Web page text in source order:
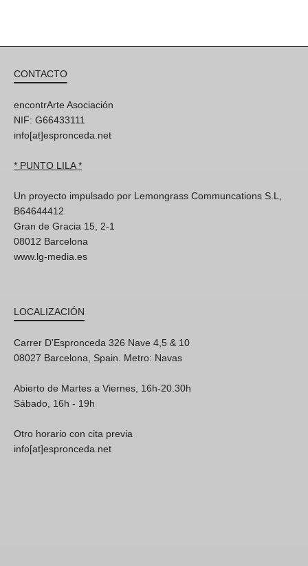
CONTACTO
encontrArte Asociación
NIF: G66433111
info[at]espronceda.net
* PUNTO LILA *
Un proyecto impulsado por Lemongrass Communcations S.L,
B64644412
Gran de Gracia 15, 2-1
08012 Barcelona
www.lg-media.es
LOCALIZACIÓN
Carrer D'Espronceda 326 Nave 4,5 & 10
08027 Barcelona, Spain. Metro: Navas
Abierto de Martes a Viernes, 16h-20.30h
Sábado, 16h - 19h
Otro horario con cita previa
info[at]espronceda.net